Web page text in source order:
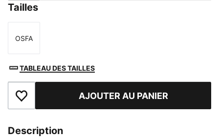
Tailles
Taille
OSFA
TABLEAU DES TAILLES
Ajouter aux favorisAJOUTER AU PANIER
Description